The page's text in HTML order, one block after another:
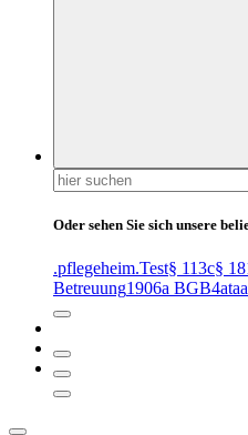
Suchen
nach:
Oder sehen Sie sich unsere
.pflegeheim.Test§ 113c§
Betreuung1906a BGB4at